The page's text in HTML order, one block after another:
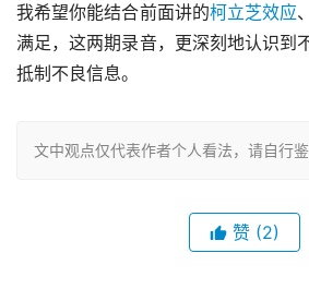
我希望你能结合前面讲的柯立芝效应
满足，这两期录音，更深刻地认识到
抵制不良信息。
文中观点仅代表作者个人看法，请自行鉴
赞 (2)